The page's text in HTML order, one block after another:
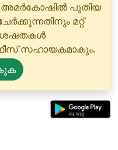
പുതിയ
മറ്റ്
സഹായകമാകും.